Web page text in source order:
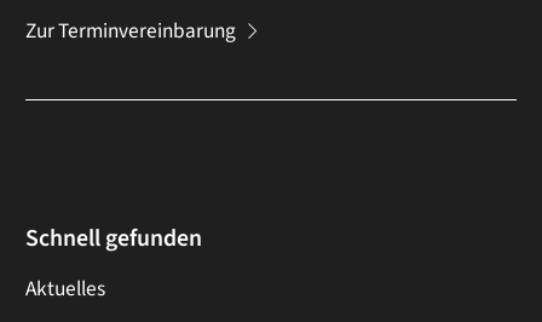
Zur Terminvereinbarung
Schnell gefunden
Aktuelles